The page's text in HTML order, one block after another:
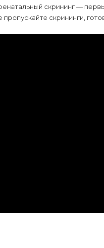
скрининг —
пропускайте скрининги,